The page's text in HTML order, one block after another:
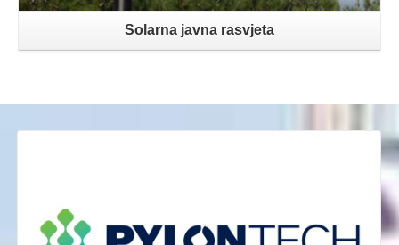
Solarna javna rasvjeta